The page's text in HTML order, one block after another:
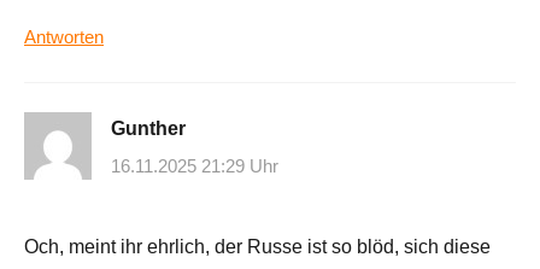
Antworten
Gunther
16.11.2025 21:29 Uhr
Och, meint ihr ehrlich, der Russe ist so blöd, sich diese